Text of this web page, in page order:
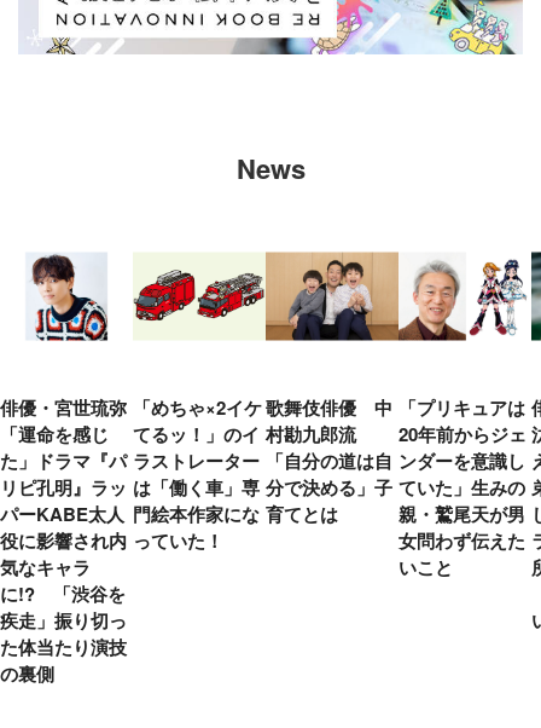
News
俳優・宮世琉弥
「運命を感じ
た」ドラマ『パ
リピ孔明』ラッ
パーKABE太人
役に影響され内
気なキャラ
に!? 「渋谷を
疾走」振り切っ
た体当たり演技
の裏側
「めちゃ×2イケ
てるッ！」のイ
ラストレーター
は「働く車」専
門絵本作家にな
っていた！
歌舞伎俳優 中
村勘九郎流
「自分の道は自
分で決める」子
育てとは
「プリキュアは
20年前からジェ
ンダーを意識し
ていた」生みの
親・鷲尾天が男
女問わず伝えた
いこと